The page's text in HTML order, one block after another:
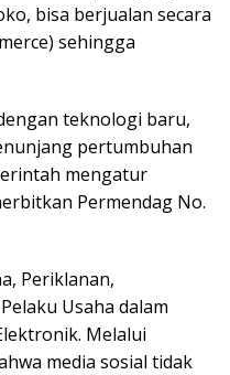
bisa berjualan secara
sehingga
teknologi baru,
pertumbuhan
mengatur
Permendag No.
Periklanan,
Usaha dalam
Melalui
media sosial tidak